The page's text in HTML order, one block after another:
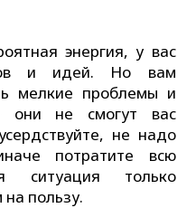
энергия, у вас
и идей. Но вам
мелкие проблемы и
они не смогут вас
не надо
потратите всю
ситуация только
пользу.